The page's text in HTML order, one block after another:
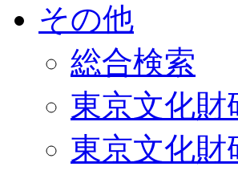
その他
総合検索
東京文化
東京文化財